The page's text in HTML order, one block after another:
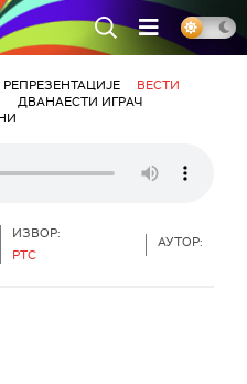
РЕПРЕЗЕНТАЦИЈЕ
ВЕСТИ
ДВАНАЕСТИ ИГРАЧ
ИЗВОР:
РТС
АУТОР: